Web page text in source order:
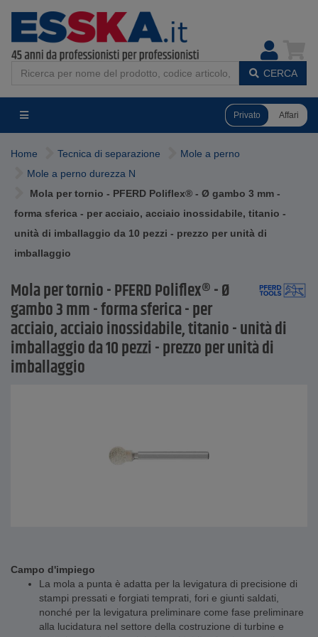
CERCA
Privato Affari
Home Tecnica di separazione
Mole a perno
Mole a perno durezza N
Mola per tornio - PFERD Poliflex® - Ø gambo 3 mm -
forma sferica - per acciaio, acciaio inossidabile, titanio -
unità di imballaggio da 10 pezzi - prezzo per unità di
imballaggio
Mola per tornio - PFERD Poliflex® - Ø
gambo 3 mm - forma sferica - per
acciaio, acciaio inossidabile, titanio - unità di
imballaggio da 10 pezzi - prezzo per unità di
imballaggio
Campo d'impiego
La mola a punta è adatta per la levigatura di precisione di
stampi pressati e forgiati temprati, fori e giunti saldati,
nonché per la levigatura preliminare come fase preliminare
alla lucidatura nel settore della costruzione di turbine e